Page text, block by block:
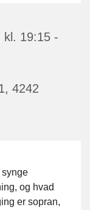
kl. 19:15 -
4242
og hvad
er sopran,